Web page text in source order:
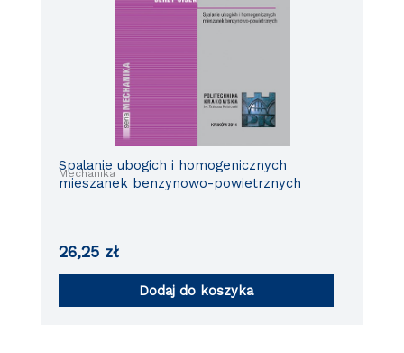
Mechanika
Spalanie ubogich i homogenicznych
mieszanek benzynowo-powietrznych
26,25 zł
Dodaj do koszyka